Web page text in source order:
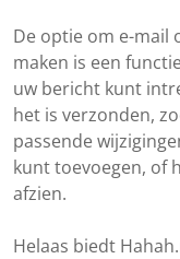
De optie om e-mail
maken is een
uw bericht kunt
het is verzonden,
passende
kunt toevoegen, of
afzien.
Helaas biedt